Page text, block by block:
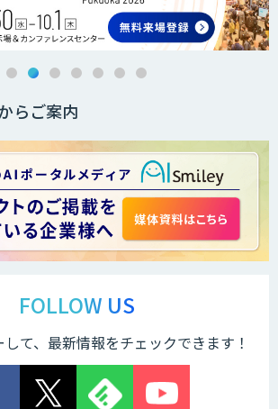
らご案内
FOLLOW US
て、最新情報をチェックできます！